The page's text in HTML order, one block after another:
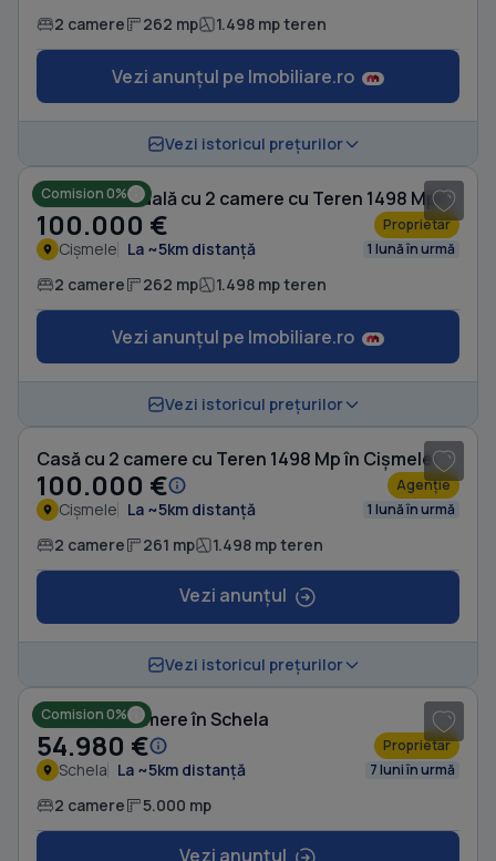
2 camere 262 mp 1.498 mp teren
Vezi anunțul pe Imobiliare.ro
Vezi istoricul prețurilor
Comision 0% Casă individuală cu 2 camere cu Teren 1498 Mp în Cișmele
100.000 € Proprietar
Cișmele La ~5km distanță 1 lună în urmă
2 camere 262 mp 1.498 mp teren
Vezi anunțul pe Imobiliare.ro
Vezi istoricul prețurilor
Casă cu 2 camere cu Teren 1498 Mp în Cișmele
100.000 € Agenție
Cișmele La ~5km distanță 1 lună în urmă
2 camere 261 mp 1.498 mp teren
Vezi anunțul
Vezi istoricul prețurilor
Comision 0%
Casă cu 2 camere în Schela
54.980 € Proprietar
Schela La ~5km distanță 7 luni în urmă
2 camere 5.000 mp
Vezi anunțul